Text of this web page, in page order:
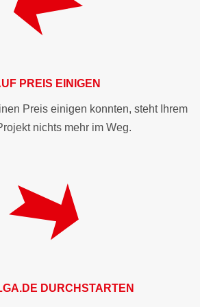
PREIS EINIGEN
Preis einigen konnten, steht Ihrem
nichts mehr im Weg.
DURCHSTARTEN